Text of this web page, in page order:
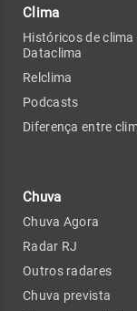
Clima
Históricos de clima
Dataclima
Relclima
Podcasts
Diferença entre
Chuva
Chuva Agora
Radar RJ
Outros radares
Chuva prevista